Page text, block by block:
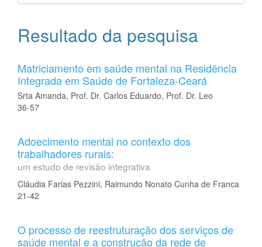
Resultado da pesquisa
Matriciamento em saúde mental na Residência
Integrada em Saúde de Fortaleza-Ceará
Srta Amanda, Prof. Dr. Carlos Eduardo, Prof. Dr. Leo
36-57
Adoecimento mental no contexto dos
trabalhadores rurais:
um estudo de revisão integrativa
Cláudia Farias Pezzini, Raimundo Nonato Cunha de Franca
21-42
O processo de reestruturação dos serviços de
saúde mental e a construção da rede de